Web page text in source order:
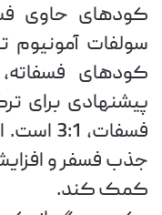
کودهای حاوی
سولفات آمونیوم
کودهای
پیشنهادی برای
فسفات،
جذب فسفر و
کمک کند.